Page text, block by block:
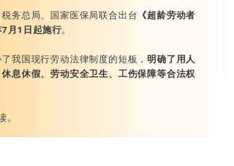
务总局、国家医保局联合出台 《超龄劳动者
月1日起施行。
我国现行劳动法律制度的短板， 明确了用人
息休假、劳动安全卫生、工伤保障等合法权